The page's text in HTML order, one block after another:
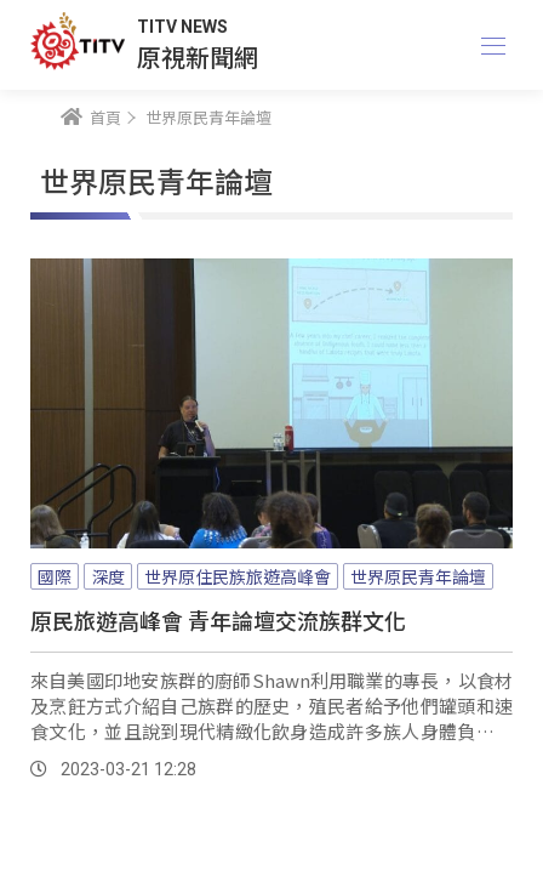
TITV NEWS
原視新聞網
首頁 世界原民青年論壇
世界原民青年論壇
國際 深度 世界原住民族旅遊高峰會 世界原民青年論壇
原民旅遊高峰會 青年論壇交流族群文化
來自美國印地安族群的廚師Shawn利用職業的專長，以食材
及烹飪方式介紹自己族群的歷史，殖民者給予他們罐頭和速
食文化，並且說到現代精緻化飲身造成許多族人身體負擔，
例如高血壓以及糖尿病，Shawn推廣使用傳統食材和傳統料
理方法，要把族人的健康找回來。
2023-03-21 12:28